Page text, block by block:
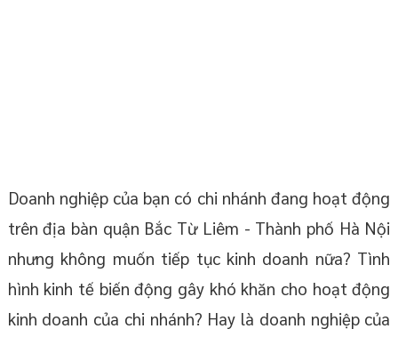
Doanh nghiệp của bạn có chi nhánh đang hoạt động
trên địa bàn quận Bắc Từ Liêm - Thành phố Hà Nội
nhưng không muốn tiếp tục kinh doanh nữa? Tình
hình kinh tế biến động gây khó khăn cho hoạt động
kinh doanh của chi nhánh? Hay là doanh nghiệp của